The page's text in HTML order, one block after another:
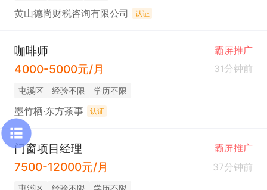
黄山德尚财税咨询有限公司 认证
咖啡师 霸屏推广
4000-5000元/月 31分钟前
屯溪区 经验不限 学历不限
墨竹栖·东方茶事 认证
门窗项目经理 霸屏推广
7500-12000元/月 37分钟前